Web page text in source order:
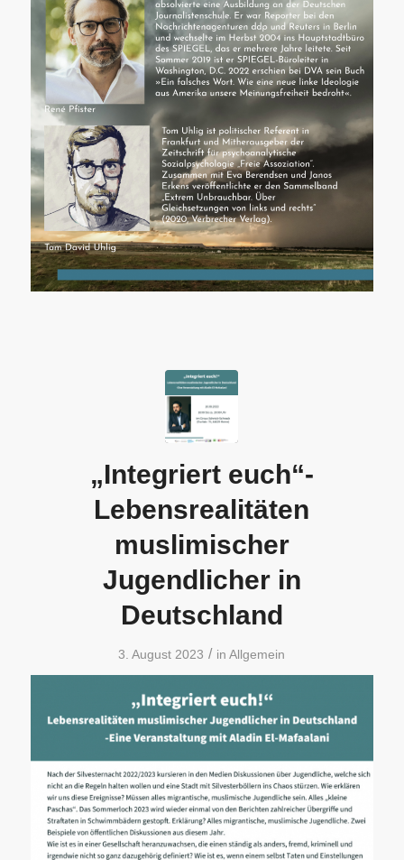
„Integriert euch“-
Lebensrealitäten
muslimischer
Jugendlicher in
Deutschland
3. August 2023 / inAllgemein